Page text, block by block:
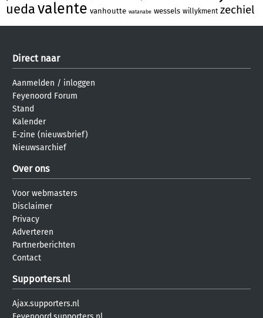
uedavalente vanhoutte watanabe wessels willykment zechiel
Direct naar
Aanmelden / inloggen
Feyenoord Forum
Stand
Kalender
E-zine (nieuwsbrief)
Nieuwsarchief
Over ons
Voor webmasters
Disclaimer
Privacy
Adverteren
Partnerberichten
Contact
Supporters.nl
Ajax.supporters.nl